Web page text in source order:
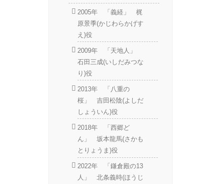
2005年 「義経」 梶
原景季(かじわらかげす
え)役
2009年 「天地人」
石田三成(いしだみつな
り)役
2013年 「八重の
桜」 吉田松陰(よしだ
しょういん)役
2018年 「西郷ど
ん」 坂本龍馬(さかも
とりょうま)役
2022年 「鎌倉殿の13
人」 北条義時(ほうじ